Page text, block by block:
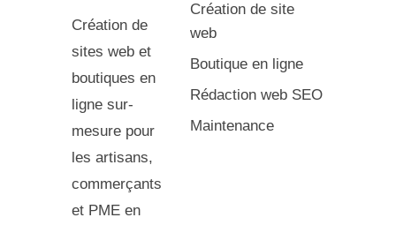
Création de
sites web et
boutiques en
ligne sur-
mesure pour
les artisans,
commerçants
et PME en
Création de site
web
Boutique en ligne
Rédaction web SEO
Maintenance